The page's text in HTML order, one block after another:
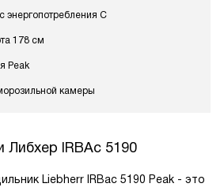
энергопотребления C
178 см
Peak
камеры
Либхер IRBAc 5190
Liebherr IRBac 5190 Peak - это